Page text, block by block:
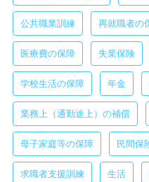
公共職業訓練 再就職者の
医療費の保障 失業保険
学校生活の保障 年金
業務上（通勤途上）の補償
母子家庭等の保障 民間保
求職者支援訓練 生活